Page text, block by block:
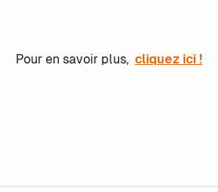
Pour en savoir plus, cliquez ici !